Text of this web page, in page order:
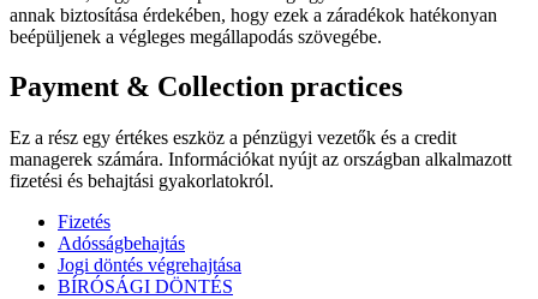
annak biztosítása érdekében, hogy ezek a záradékok hatékonyan
beépüljenek a végleges megállapodás szövegébe.
Payment & Collection practices
Ez a rész egy értékes eszköz a pénzügyi vezetők és a credit
managerek számára. Információkat nyújt az országban alkalmazott
fizetési és behajtási gyakorlatokról.
Fizetés
Adósságbehajtás
Jogi döntés végrehajtása
BÍRÓSÁGI DÖNTÉS